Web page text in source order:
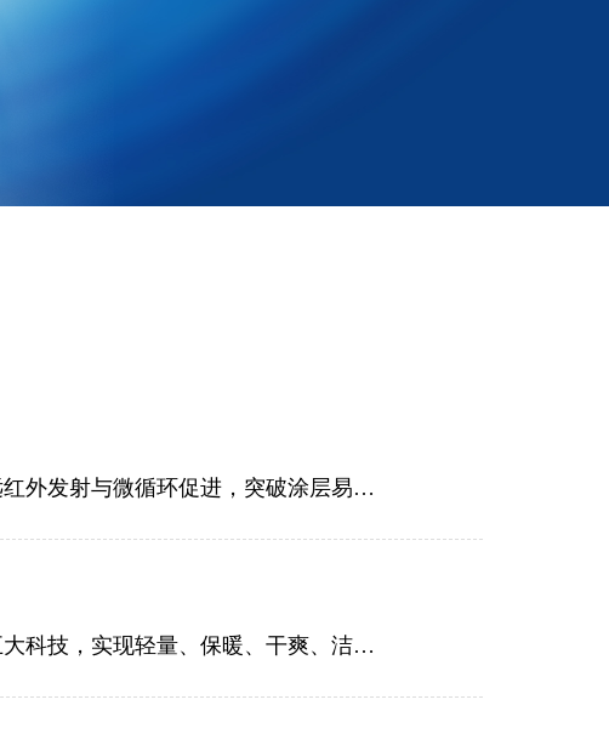
启脉石墨烯超导纤维通过本体改性技术，将高纯石墨烯嵌入纤维晶格，实现长效远红外发射与微循环促进，突破涂层易脱落、功能衰减等行业瓶颈。
气凝胶超羽棉以纳米锁温、远红外升温、立体荷叶拒水、嵌入式抑菌及骨架支撑五大科技，实现轻量、保暖、干爽、洁净、耐洗的全能表现。